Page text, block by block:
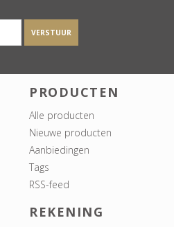
VERSTUUR
PRODUCTEN
Alle producten
Nieuwe producten
Aanbiedingen
Tags
RSS-feed
REKENING